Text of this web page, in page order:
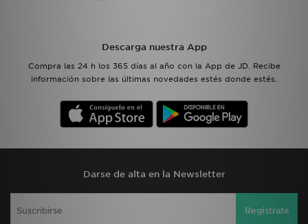
Descarga nuestra App
Compra las 24 h los 365 días al año con la App de JD. Recibe
información sobre las últimas novedades estés donde estés.
Darse de alta en la Newsletter
Regístrate